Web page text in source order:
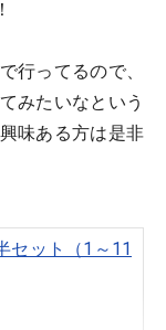
行ってるので、
みたいなという
味ある方は是非
セット（1～11